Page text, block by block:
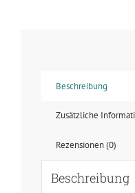
Beschreibung
Zusätzliche
Rezensionen (0)
Beschreibung